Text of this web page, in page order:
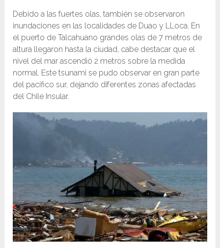
Debido a las fuertes olas, también se observaron
inundaciones en las localidades de Duao y LLoca. En
el puerto de Talcahuano grandes olas de 7 metros de
altura llegaron hasta la ciudad, cabe destacar que el
nivel del mar ascendió 2 metros sobre la medida
normal. Este tsunami se pudo observar en gran parte
del pacífico sur, dejando diferentes zonas afectadas
del Chile Insular.